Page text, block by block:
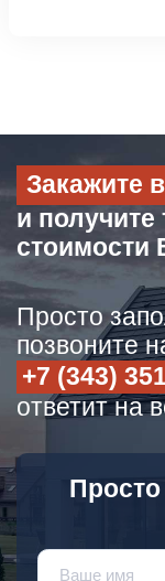
Закажите
и получите
стоимости
Просто
позвоните
+7 (343)
ответит на